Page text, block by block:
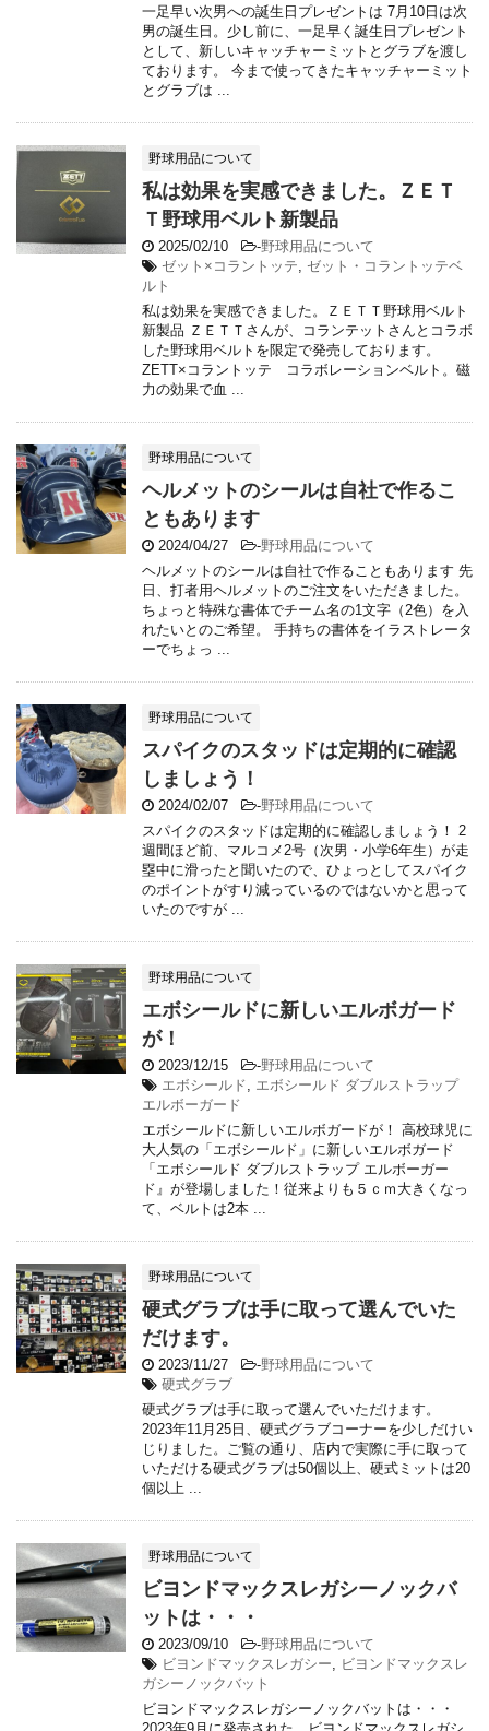
一足早い次男への誕生日プレゼントは 7月10日は次
男の誕生日。少し前に、一足早く誕生日プレゼント
として、新しいキャッチャーミットとグラブを渡し
ております。 今まで使ってきたキャッチャーミット
とグラブは ...
野球用品について
私は効果を実感できました。ＺＥＴ
Ｔ野球用ベルト新製品
2025/02/10 -野球用品について
ゼット×コラントッテ, ゼット・コラントッテベ
ルト
私は効果を実感できました。ＺＥＴＴ野球用ベルト
新製品 ＺＥＴＴさんが、コランテットさんとコラボ
した野球用ベルトを限定で発売しております。
ZETT×コラントッテ コラボレーションベルト。磁
力の効果で血 ...
野球用品について
ヘルメットのシールは自社で作るこ
ともあります
2024/04/27 -野球用品について
ヘルメットのシールは自社で作ることもあります 先
日、打者用ヘルメットのご注文をいただきました。
ちょっと特殊な書体でチーム名の1文字（2色）を入
れたいとのご希望。 手持ちの書体をイラストレータ
ーでちょっ ...
野球用品について
スパイクのスタッドは定期的に確認
しましょう！
2024/02/07 -野球用品について
スパイクのスタッドは定期的に確認しましょう！ 2
週間ほど前、マルコメ2号（次男・小学6年生）が走
塁中に滑ったと聞いたので、ひょっとしてスパイク
のポイントがすり減っているのではないかと思って
いたのですが ...
野球用品について
エボシールドに新しいエルボガード
が！
2023/12/15 -野球用品について
エボシールド, エボシールド ダブルストラップ
エルボーガード
エボシールドに新しいエルボガードが！ 高校球児に
大人気の「エボシールド」に新しいエルボガード
「エボシールド ダブルストラップ エルボーガー
ド』が登場しました！従来よりも５ｃｍ大きくなっ
て、ベルトは2本 ...
野球用品について
硬式グラブは手に取って選んでいた
だけます。
2023/11/27 -野球用品について
硬式グラブ
硬式グラブは手に取って選んでいただけます。
2023年11月25日、硬式グラブコーナーを少しだけい
じりました。ご覧の通り、店内で実際に手に取って
いただける硬式グラブは50個以上、硬式ミットは20
個以上 ...
野球用品について
ビヨンドマックスレガシーノックバ
ットは・・・
2023/09/10 -野球用品について
ビヨンドマックスレガシー, ビヨンドマックスレ
ガシーノックバット
ビヨンドマックスレガシーノックバットは・・・